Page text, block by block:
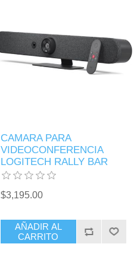
CAMARA PARA
VIDEOCONFERENCIA
LOGITECH RALLY BAR
$3,195.00
AÑADIR AL
CARRITO